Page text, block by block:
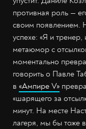
противная роль —
своим появлением.
успехе: «Я и
метаюмор с
моментально
говорить о Павле
в «Ампире V»
«шарящего за
минут. На месте
лагеря, мы бы тоже